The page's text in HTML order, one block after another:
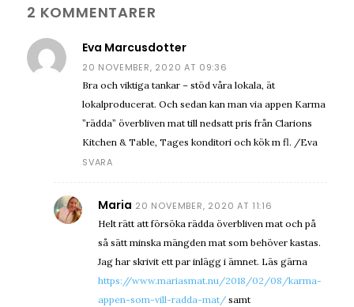
2 KOMMENTARER
Eva Marcusdotter
20 NOVEMBER, 2020 AT 09:36
Bra och viktiga tankar – stöd våra lokala, ät
lokalproducerat. Och sedan kan man via appen Karma
”rädda” överbliven mat till nedsatt pris från Clarions
Kitchen & Table, Tages konditori och kök m fl. /Eva
SVARA
Maria 20 NOVEMBER, 2020 AT 11:16
Helt rätt att försöka rädda överbliven mat och på
så sätt minska mängden mat som behöver kastas.
Jag har skrivit ett par inlägg i ämnet. Läs gärna
https://www.mariasmat.nu/2018/02/08/karma-
appen-som-vill-radda-mat/ samt